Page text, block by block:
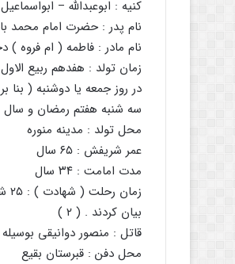
کنیه : ابوعبدالله –
نام پدر : حضرت امام محمد
نام مادر : فاطمه ( ام فروه
زمان تولد : هفدهم ربیع الاول سال
در روز جمعه یا دوشنبه (
سه شنبه هفتم رمضان و سال ولادت ایشان
محل تولد : مدینه منوره
عمر شریفش : ۶۵ سال
مدت امامت : ۳۴ سال
بیان کردند . ( ۲ )
قاتل : منصور دوانیقی
محل دفن : قبرستان بقیع